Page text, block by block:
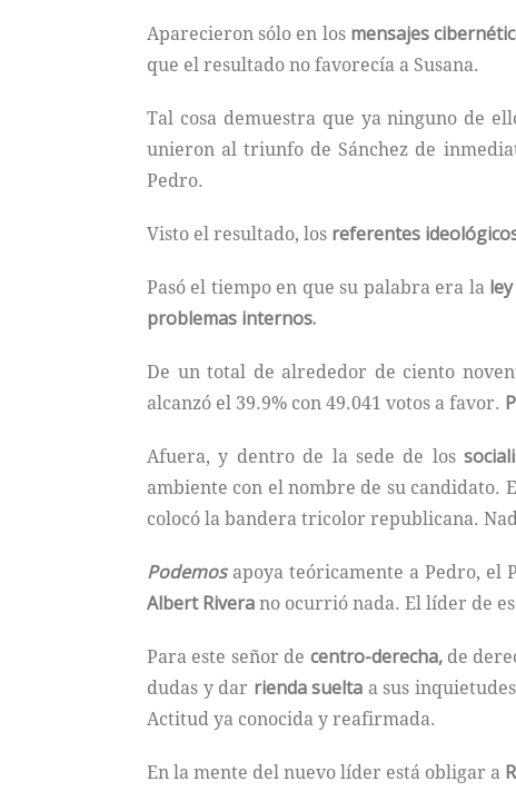
Aparecieron sólo en los mensajes
que el resultado no favorecía a Susana.
Tal cosa demuestra que ya ninguno de
unieron al triunfo de Sánchez de
Pedro.
Visto el resultado, los referentes
Pasó el tiempo en que su palabra era la ley
problemas internos.
De un total de alrededor de ciento
alcanzó el 39.9% con 49.041 votos a favor.
Afuera, y dentro de la sede de los
ambiente con el nombre de su candidato.
colocó la bandera tricolor republicana.
Podemos apoya teóricamente a Pedro, el
Albert Riverano ocurrió nada. El líder de
Para este señor de centro-derecha,de
dudas y dar rienda suelta a sus
Actitud ya conocida y reafirmada.
En la mente del nuevo líder está obligar a